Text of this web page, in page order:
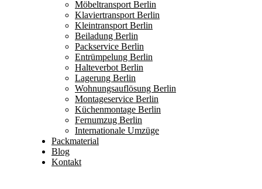
Möbeltransport Berlin
Klaviertransport Berlin
Kleintransport Berlin
Beiladung Berlin
Packservice Berlin
Entrümpelung Berlin
Halteverbot Berlin
Lagerung Berlin
Wohnungsauflösung Berlin
Montageservice Berlin
Küchenmontage Berlin
Fernumzug Berlin
Internationale Umzüge
Packmaterial
Blog
Kontakt